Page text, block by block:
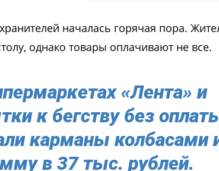
началась горячая пора.
однако товары оплачивают не все.
«Лента» и
к бегству без
карманы колбасами
в 37 тыс. рублей.